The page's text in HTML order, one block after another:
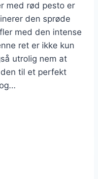
med rød pesto er
den sprøde
med den intense
ret er ikke kun
utrolig nem at
til et perfekt